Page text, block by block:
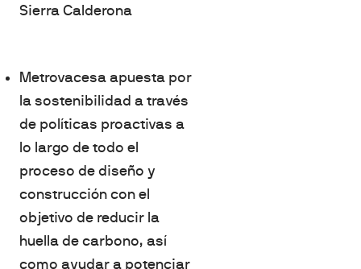
Sierra Calderona
Metrovacesa apuesta por
la sostenibilidad a través
de políticas proactivas a
lo largo de todo el
proceso de diseño y
construcción con el
objetivo de reducir la
huella de carbono, así
como ayudar a potenciar